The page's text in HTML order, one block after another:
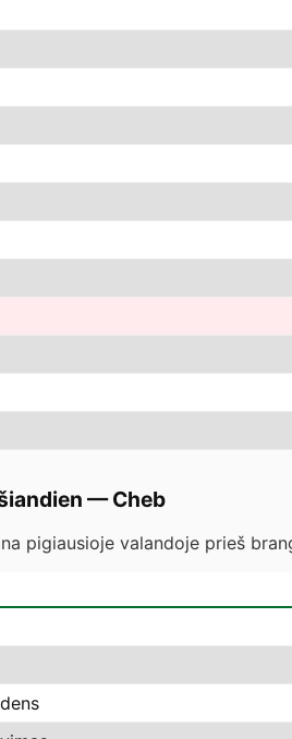
—Cheb
pigiausioje valandoje prieš